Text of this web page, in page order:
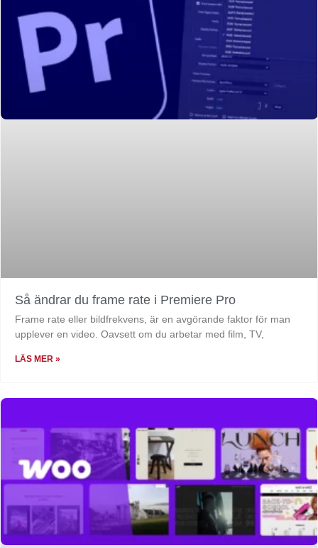
Så ändrar du frame rate i Premiere Pro
Frame rate eller bildfrekvens, är en avgörande faktor för man
upplever en video. Oavsett om du arbetar med film, TV,
LÄS MER »